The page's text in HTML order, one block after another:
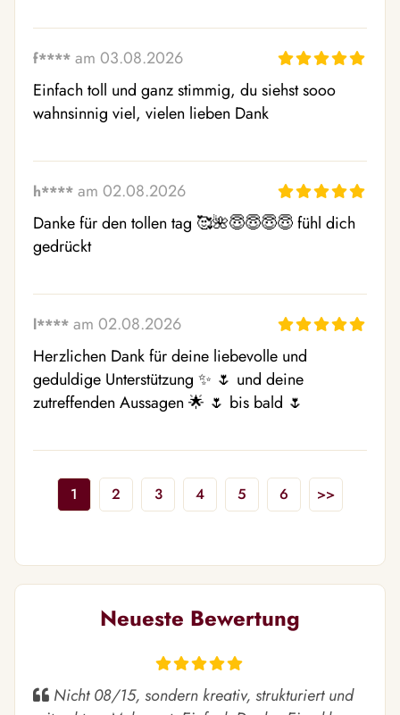
f**** am 03.08.2026
Einfach toll und ganz stimmig, du siehst sooo
wahnsinnig viel, vielen lieben Dank
h**** am 02.08.2026
Danke für den tollen tag 🥰🌺😇😇😇😇 fühl dich
gedrückt
l**** am 02.08.2026
Herzlichen Dank für deine liebevolle und
geduldige Unterstützung ✨ 🌷 und deine
zutreffenden Aussagen 🌟 🌷 bis bald 🌷
1 2 3 4 5 6 >>
Neueste Bewertung
Nicht 08/15, sondern kreativ, strukturiert und